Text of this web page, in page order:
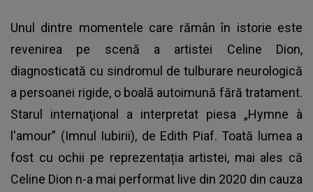
Unul dintre momentele care rămân în istorie este
revenirea pe scenă a artistei Celine Dion,
diagnosticată cu sindromul de tulburare neurologică
a persoanei rigide, o boală autoimună fără tratament.
Starul internaţional a interpretat piesa „Hymne à
l'amour” (Imnul Iubirii), de Edith Piaf. Toată lumea a
fost cu ochii pe reprezentația artistei, mai ales că
Celine Dion n-a mai performat live din 2020 din cauza